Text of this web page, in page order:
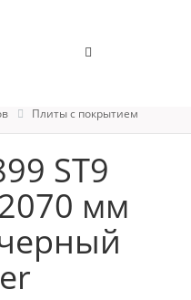
Плиты с покрытием
ST9
мм